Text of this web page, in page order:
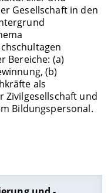
Gesellschaft in den
Bereiche: (a)
(b)
als
Zivilgesellschaft und
Bildungspersonal.